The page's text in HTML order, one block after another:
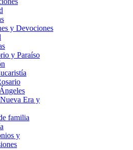
y Devociones
y Paraíso
Era y
familia
y